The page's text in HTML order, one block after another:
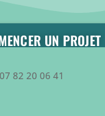
UN PROJET
07 82 20 06 41